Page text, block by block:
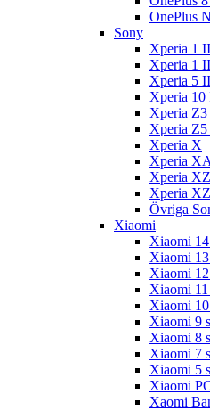
OnePlus
Sony
Xperia 1
Xperia 1 II
Xperia 5 II
Xperia
Xperia
Xperia
Xperia X
Xperia XA
Xperia
Xperia
Övriga
Xiaomi
Xiaomi
Xiaomi
Xiaomi
Xiaomi 11
Xiaomi
Xiaomi 9
Xiaomi 8
Xiaomi 7
Xiaomi 5
Xiaomi
Xaomi